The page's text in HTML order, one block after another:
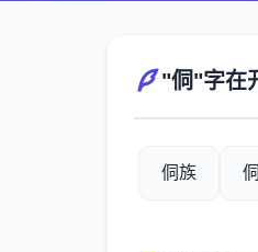
"侗"字在
侗族